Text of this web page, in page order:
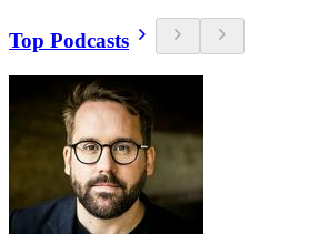
Top Podcasts